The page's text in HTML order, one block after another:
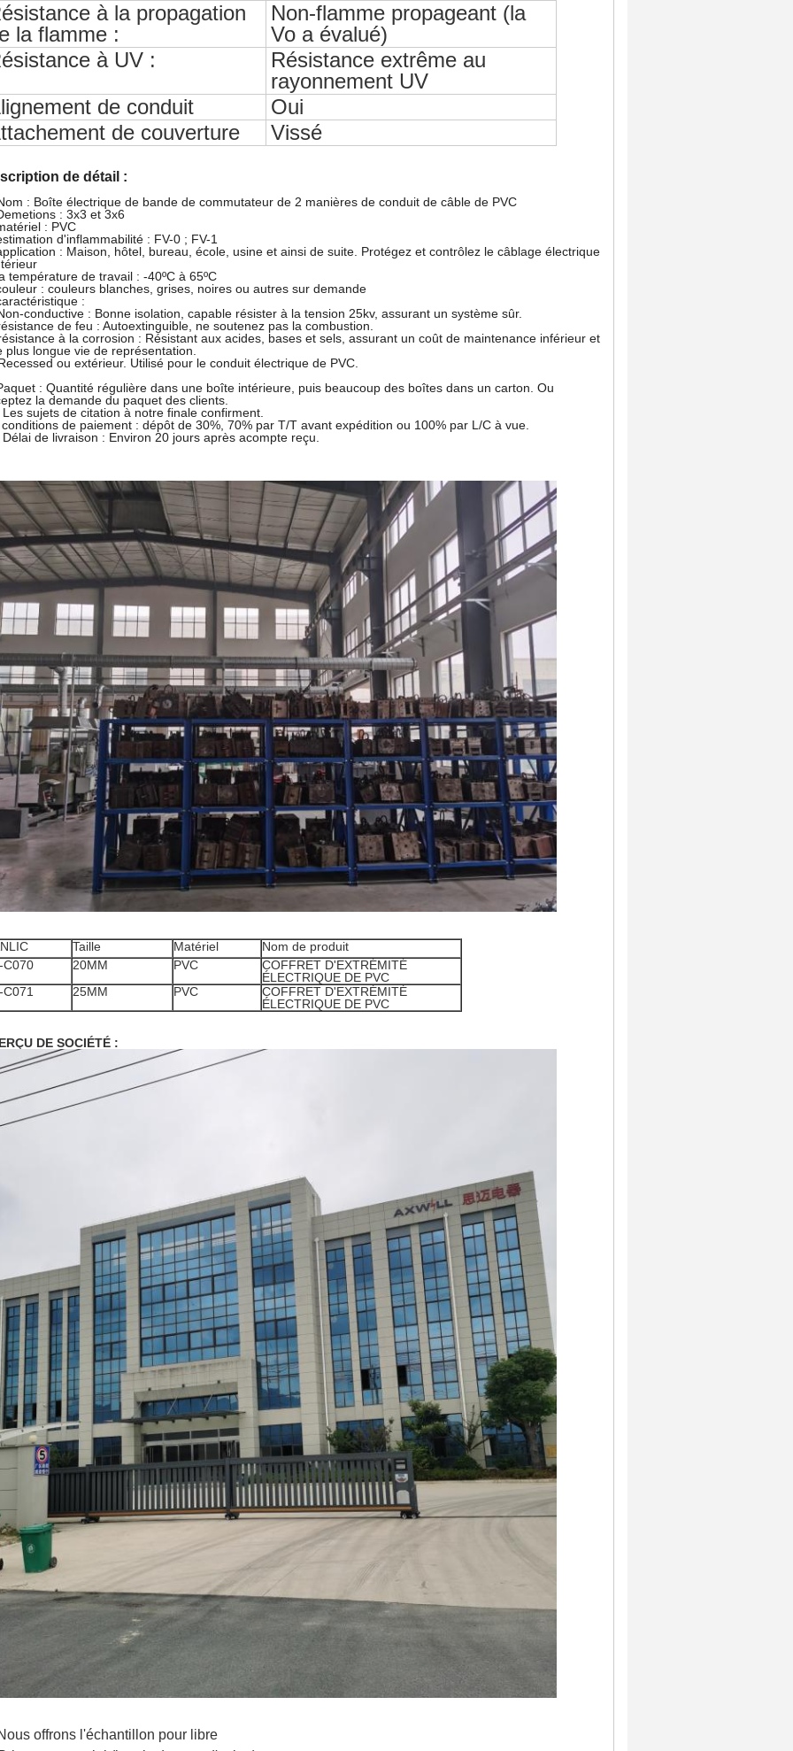
à la propagation
la flamme :
Non-flamme propageant (la
Vo a évalué)
à UV :
Résistance extrême au
rayonnement UV
de conduit
Oui
de couverture
Vissé
de détail :
: Boîte électrique de bande de commutateur de 2 manières de conduit de câble de PVC
: 3x3 et 3x6
: PVC
d'inflammabilité : FV-0 ; FV-1
: Maison, hôtel, bureau, école, usine et ainsi de suite. Protégez et contrôlez le câblage électrique
température de travail : -40ºC à 65ºC
: couleurs blanches, grises, noires ou autres sur demande
:
conductive : Bonne isolation, capable résister à la tension 25kv, assurant un système sûr.
de feu : Autoextinguible, ne soutenez pas la combustion.
à la corrosion : Résistant aux acides, bases et sels, assurant un coût de maintenance inférieur et
plus longue vie de représentation.
ou extérieur. Utilisé pour le conduit électrique de PVC.
: Quantité régulière dans une boîte intérieure, puis beaucoup des boîtes dans un carton. Ou
la demande du paquet des clients.
sujets de citation à notre finale confirment.
de paiement : dépôt de 30%, 70% par T/T avant expédition ou 100% par L/C à vue.
de livraison : Environ 20 jours après acompte reçu.
Taille Matériel
Nom de produit
C070
20MM PVC
COFFRET D'EXTRÉMITÉ
ÉLECTRIQUE DE PVC
25MM PVC
COFFRET D'EXTRÉMITÉ
ÉLECTRIQUE DE PVC
DE SOCIÉTÉ :
offrons l'échantillon pour libre